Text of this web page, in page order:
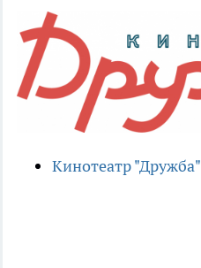
Кинотеатр "Дружба"